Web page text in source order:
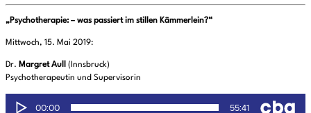
„Psychotherapie: – was passiert im stillen Kämmerlein?“
Mittwoch, 15. Mai 2019:
Dr. Margret Aull (Innsbruck)
Psychotherapeutin und Supervisorin